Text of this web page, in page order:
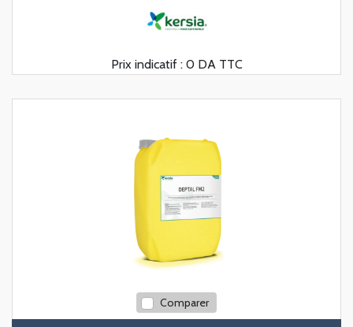
Prix indicatif : 0 DA TTC
Comparer